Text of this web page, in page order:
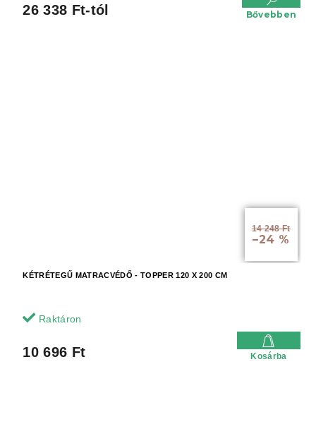
26 338 Ft-tól Bővebben
14 248 Ft
–24 %
KÉTRÉTEGŰ MATRACVÉDŐ - TOPPER 120 X 200 CM
Raktáron
10 696 Ft Kosárba